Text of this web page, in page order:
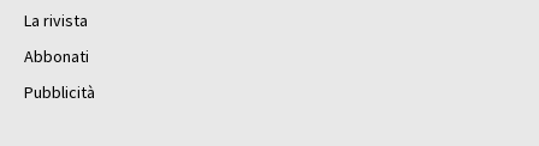
La rivista
Abbonati
Pubblicità